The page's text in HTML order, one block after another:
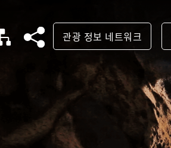
관광 정보 네트워크